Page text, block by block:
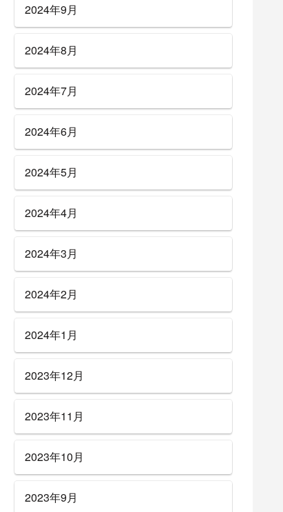
2024年9月
2024年8月
2024年7月
2024年6月
2024年5月
2024年4月
2024年3月
2024年2月
2024年1月
2023年12月
2023年11月
2023年10月
2023年9月